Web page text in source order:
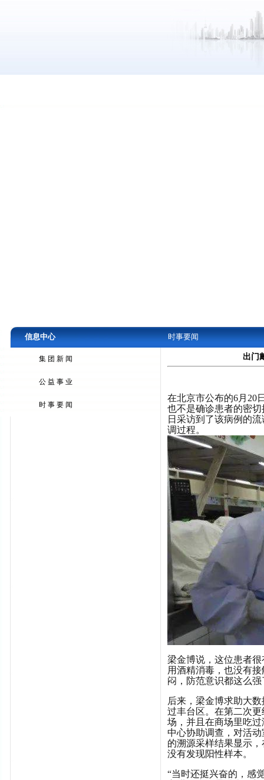
信息中心
集团新闻
公益事业
时事要闻
时事要闻
出门
在北京市公布的6月20
也不是确诊患者的密
日采访到了该病例的
调过程。
梁金博说，这位患者
用酒精消毒，也没有
闷，防范意识都这么
后来，梁金博求助大
过丰台区。在第二次
场，并且在商场里吃
中心协助调查，对活
的溯源采样结果显示
没有发现阳性样本。
“当时还挺兴奋的，感